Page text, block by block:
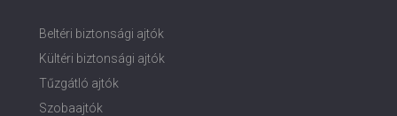
Beltéri biztonsági ajtók
Kültéri biztonsági ajtók
Tűzgátló ajtók
Szobaajtók